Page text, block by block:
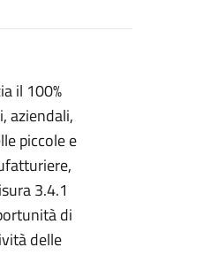
il 100%
aziendali,
piccole e
3.4.1
di
delle